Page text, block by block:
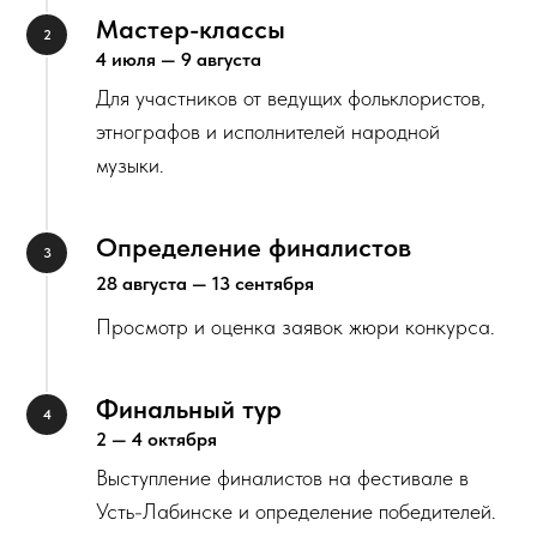
Мастер-классы
4 июля — 9 августа
Для участников от ведущих фольклористов,
этнографов и исполнителей народной
музыки.
Определение финалистов
28 августа — 13 сентября
Просмотр и оценка заявок жюри конкурса.
Финальный тур
2 — 4 октября
Выступление финалистов на фестивале в
Усть-Лабинске и определение победителей.